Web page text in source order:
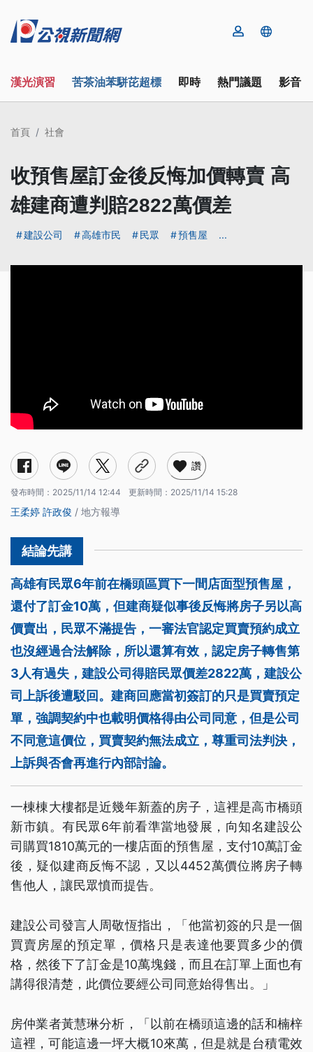
漢光演習 苦茶油苯駢芘超標 即時 熱門議題 影音
首頁 社會
收預售屋訂金後反悔加價轉賣 高
雄建商遭判賠2822萬價差
建設公司 高雄市民 民眾 預售屋 ...
讚
發布時間： 2025/11/14 12:44 更新時間： 2025/11/14 15:28
王柔婷 許政俊 / 地方報導
高雄有民眾6年前在橋頭區買下一間店面型預售屋，
還付了訂金10萬，但建商疑似事後反悔將房子另以高
價賣出，民眾不滿提告，一審法官認定買賣預約成立
也沒經過合法解除，所以還算有效，認定房子轉售第
3人有過失，建設公司得賠民眾價差2822萬，建設公
司上訴後遭駁回。建商回應當初簽訂的只是買賣預定
單，強調契約中也載明價格得由公司同意，但是公司
不同意這價位，買賣契約無法成立，尊重司法判決，
上訴與否會再進行內部討論。
一棟棟大樓都是近幾年新蓋的房子，這裡是高市橋頭
新市鎮。有民眾6年前看準當地發展，向知名建設公
司購買1810萬元的一樓店面的預售屋，支付10萬訂金
後，疑似建商反悔不認，又以4452萬價位將房子轉
售他人，讓民眾憤而提告。
建設公司發言人周敬恆指出，「他當初簽的只是一個
買賣房屋的預定單，價格只是表達他要買多少的價
格，然後下了訂金是10萬塊錢，而且在訂單上面也有
講得很清楚，此價位要經公司同意始得售出。」
房仲業者黃慧琳分析，「以前在橋頭這邊的話和楠梓
這裡，可能這邊一坪大概10來萬，但是就是台積電效